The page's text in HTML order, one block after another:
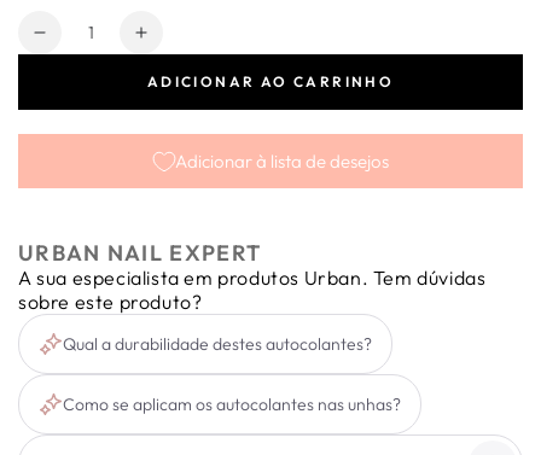
Quantidade
Diminuir
Vuitton
Aumentar
quantidade
Louis
Vuitton
ADICIONAR AO CARRINHO
Adicionar à lista de desejos
URBAN NAIL EXPERT
A sua especialista em produtos Urban. Tem dúvidas
sobre este produto?
Qual a durabilidade destes autocolantes?
Como se aplicam os autocolantes nas unhas?